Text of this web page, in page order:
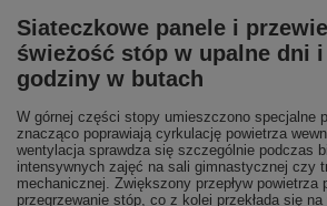
Siateczkowe panele i
świeżość stóp w upalne dni i
godziny w butach
W górnej części stopy umieszczono specjalne
znacząco poprawiają cyrkulację powietrza
wentylacja sprawdza się szczególnie podczas
intensywnych zajęć na sali gimnastycznej czy
mechanicznej. Zwiększony przepływ powietrza
przegrzewanie stóp, co z kolei przekłada się